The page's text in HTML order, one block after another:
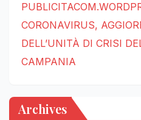
CORONAVIRUS,
DELL’UNITÀ DI CRISI
CAMPANIA
Archives